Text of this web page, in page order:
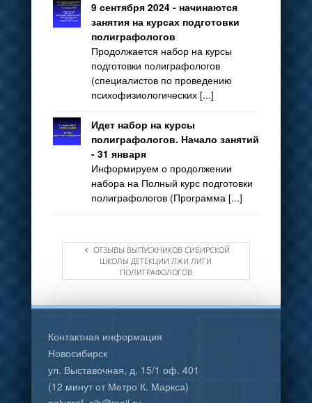
9 сентября 2024 - начинаются
занятия на курсах подготовки
полиграфологов
Продолжается набор на курсы
подготовки полиграфологов
(специалистов по проведению
психофизиологических [...]
Идет набор на курсы
полиграфологов. Начало занятий
- 31 января
Информируем о продолжении
набора на Полный курс подготовки
полиграфологов (Программа [...]
ОТЗЫВЫ ВЫПУСКНИКОВ СИБИРСКОЙ
ШКОЛЫ ДЕТЕКЦИИ ЛЖИ ЛИГИ
ПОЛИГРАФОЛОГОВ
Контактная информация
Новосибирск
ул. Выставочная, д. 15/1 оф. 401
(12 минут от Метро К. Маркса)